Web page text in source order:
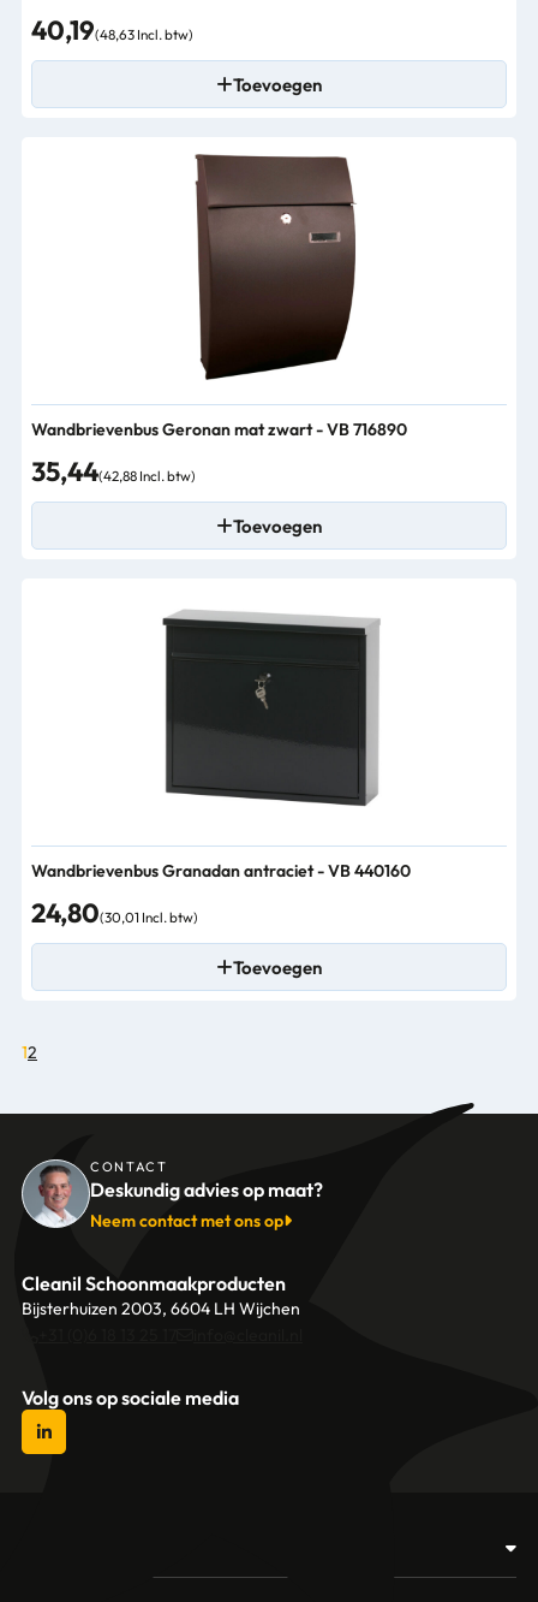
40,19(48,63 Incl. btw)
Toevoegen
Wandbrievenbus Geronan mat zwart - VB 716890
35,44(42,88 Incl. btw)
Toevoegen
Wandbrievenbus Granadan antraciet - VB 440160
24,80(30,01 Incl. btw)
Toevoegen
12
CONTACT
Deskundig advies op maat?
Neem contact met ons op
Cleanil Schoonmaakproducten
Bijsterhuizen 2003, 6604 LH Wijchen
Volg ons op sociale media